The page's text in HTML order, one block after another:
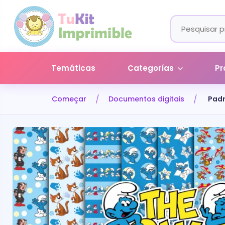
Temáticas Categorías
Começar Documentos digitais